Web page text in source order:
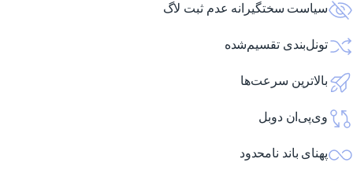
سیاست سختگیرانه عدم ثبت لاگ
تونل‌بندی تقسیم‌شده
بالاترین سرعت‌ها
وی‌پی‌ان دوبل
پهنای باند نامحدود